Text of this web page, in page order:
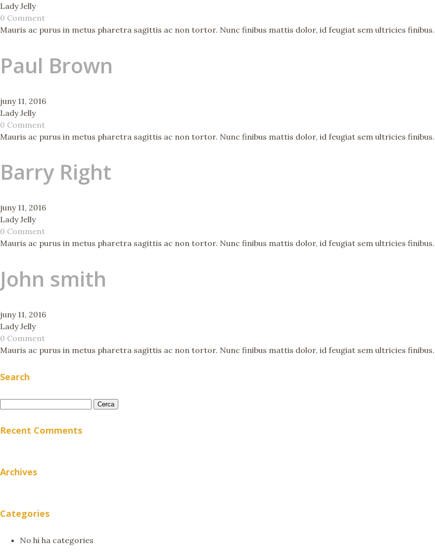
Lady Jelly
0 Comment
Mauris ac purus in metus pharetra sagittis ac non tortor. Nunc finibus mattis dolor, id feugiat sem ultricies finibus.
Paul Brown
juny 11, 2016
Lady Jelly
0 Comment
Mauris ac purus in metus pharetra sagittis ac non tortor. Nunc finibus mattis dolor, id feugiat sem ultricies finibus.
Barry Right
juny 11, 2016
Lady Jelly
0 Comment
Mauris ac purus in metus pharetra sagittis ac non tortor. Nunc finibus mattis dolor, id feugiat sem ultricies finibus.
John smith
juny 11, 2016
Lady Jelly
0 Comment
Mauris ac purus in metus pharetra sagittis ac non tortor. Nunc finibus mattis dolor, id feugiat sem ultricies finibus.
Search
Recent Comments
Archives
Categories
No hi ha categories